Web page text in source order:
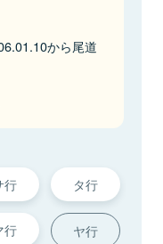
から尾道
行 タ行
行 ヤ行